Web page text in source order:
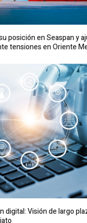
posición en Seaspan y
tensiones en Oriente
digital: Visión de largo